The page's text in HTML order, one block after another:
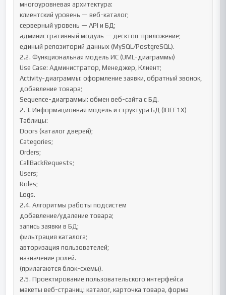
многоуровневая архитектура:
клиентский уровень — веб-каталог;
серверный уровень — API и БД;
административный модуль — десктоп-приложение;
единый репозиторий данных (MySQL/PostgreSQL).
2.2. Функциональная модель ИС (UML-диаграммы)
Use Case: Администратор, Менеджер, Клиент;
Activity-диаграммы: оформление заявки, обратный звонок,
добавление товара;
Sequence-диаграммы: обмен веб-сайта с БД.
2.3. Информационная модель и структура БД (IDEF1X)
Таблицы:
Doors (каталог дверей);
Categories;
Orders;
CallBackRequests;
Users;
Roles;
Logs.
2.4. Алгоритмы работы подсистем
добавление/удаление товара;
запись заявки в БД;
фильтрация каталога;
авторизация пользователей;
назначение ролей.
(прилагаются блок-схемы).
2.5. Проектирование пользовательского интерфейса
макеты веб-страниц: каталог, карточка товара, форма